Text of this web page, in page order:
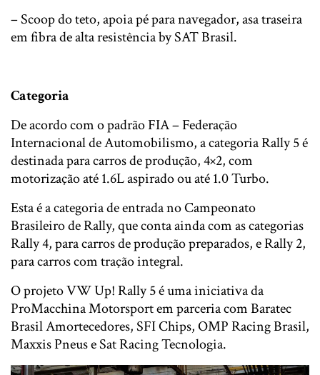
– Scoop do teto, apoia pé para navegador, asa traseira
em fibra de alta resistência by SAT Brasil.
Categoria
De acordo com o padrão FIA – Federação
Internacional de Automobilismo, a categoria Rally 5 é
destinada para carros de produção, 4×2, com
motorização até 1.6L aspirado ou até 1.0 Turbo.
Esta é a categoria de entrada no Campeonato
Brasileiro de Rally, que conta ainda com as categorias
Rally 4, para carros de produção preparados, e Rally 2,
para carros com tração integral.
O projeto VW Up! Rally 5 é uma iniciativa da
ProMacchina Motorsport em parceria com Baratec
Brasil Amortecedores, SFI Chips, OMP Racing Brasil,
Maxxis Pneus e Sat Racing Tecnologia.